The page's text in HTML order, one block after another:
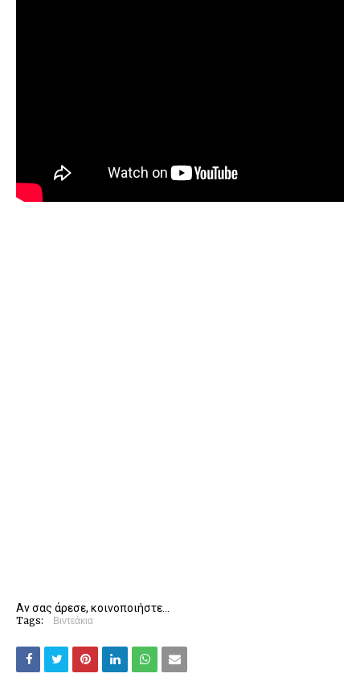
Αν σας άρεσε, κοινοποιήστε...
Tags: Βιντεάκια